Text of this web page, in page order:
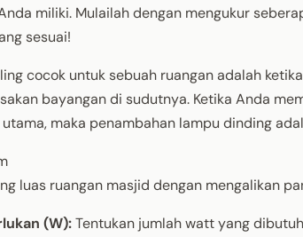
miliki. Mulailah dengan mengukur
sesuai!
cocok untuk sebuah ruangan adalah
bayangan di sudutnya. Ketika Anda
maka penambahan lampu dinding
luas ruangan masjid dengan mengalikan
(W):Tentukan jumlah watt yang